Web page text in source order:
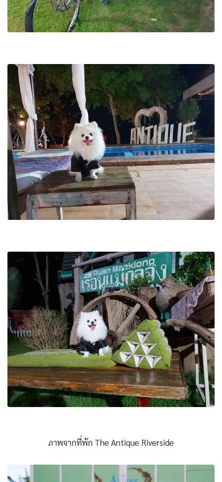
ภาพจากที่พัก The Antique Riverside